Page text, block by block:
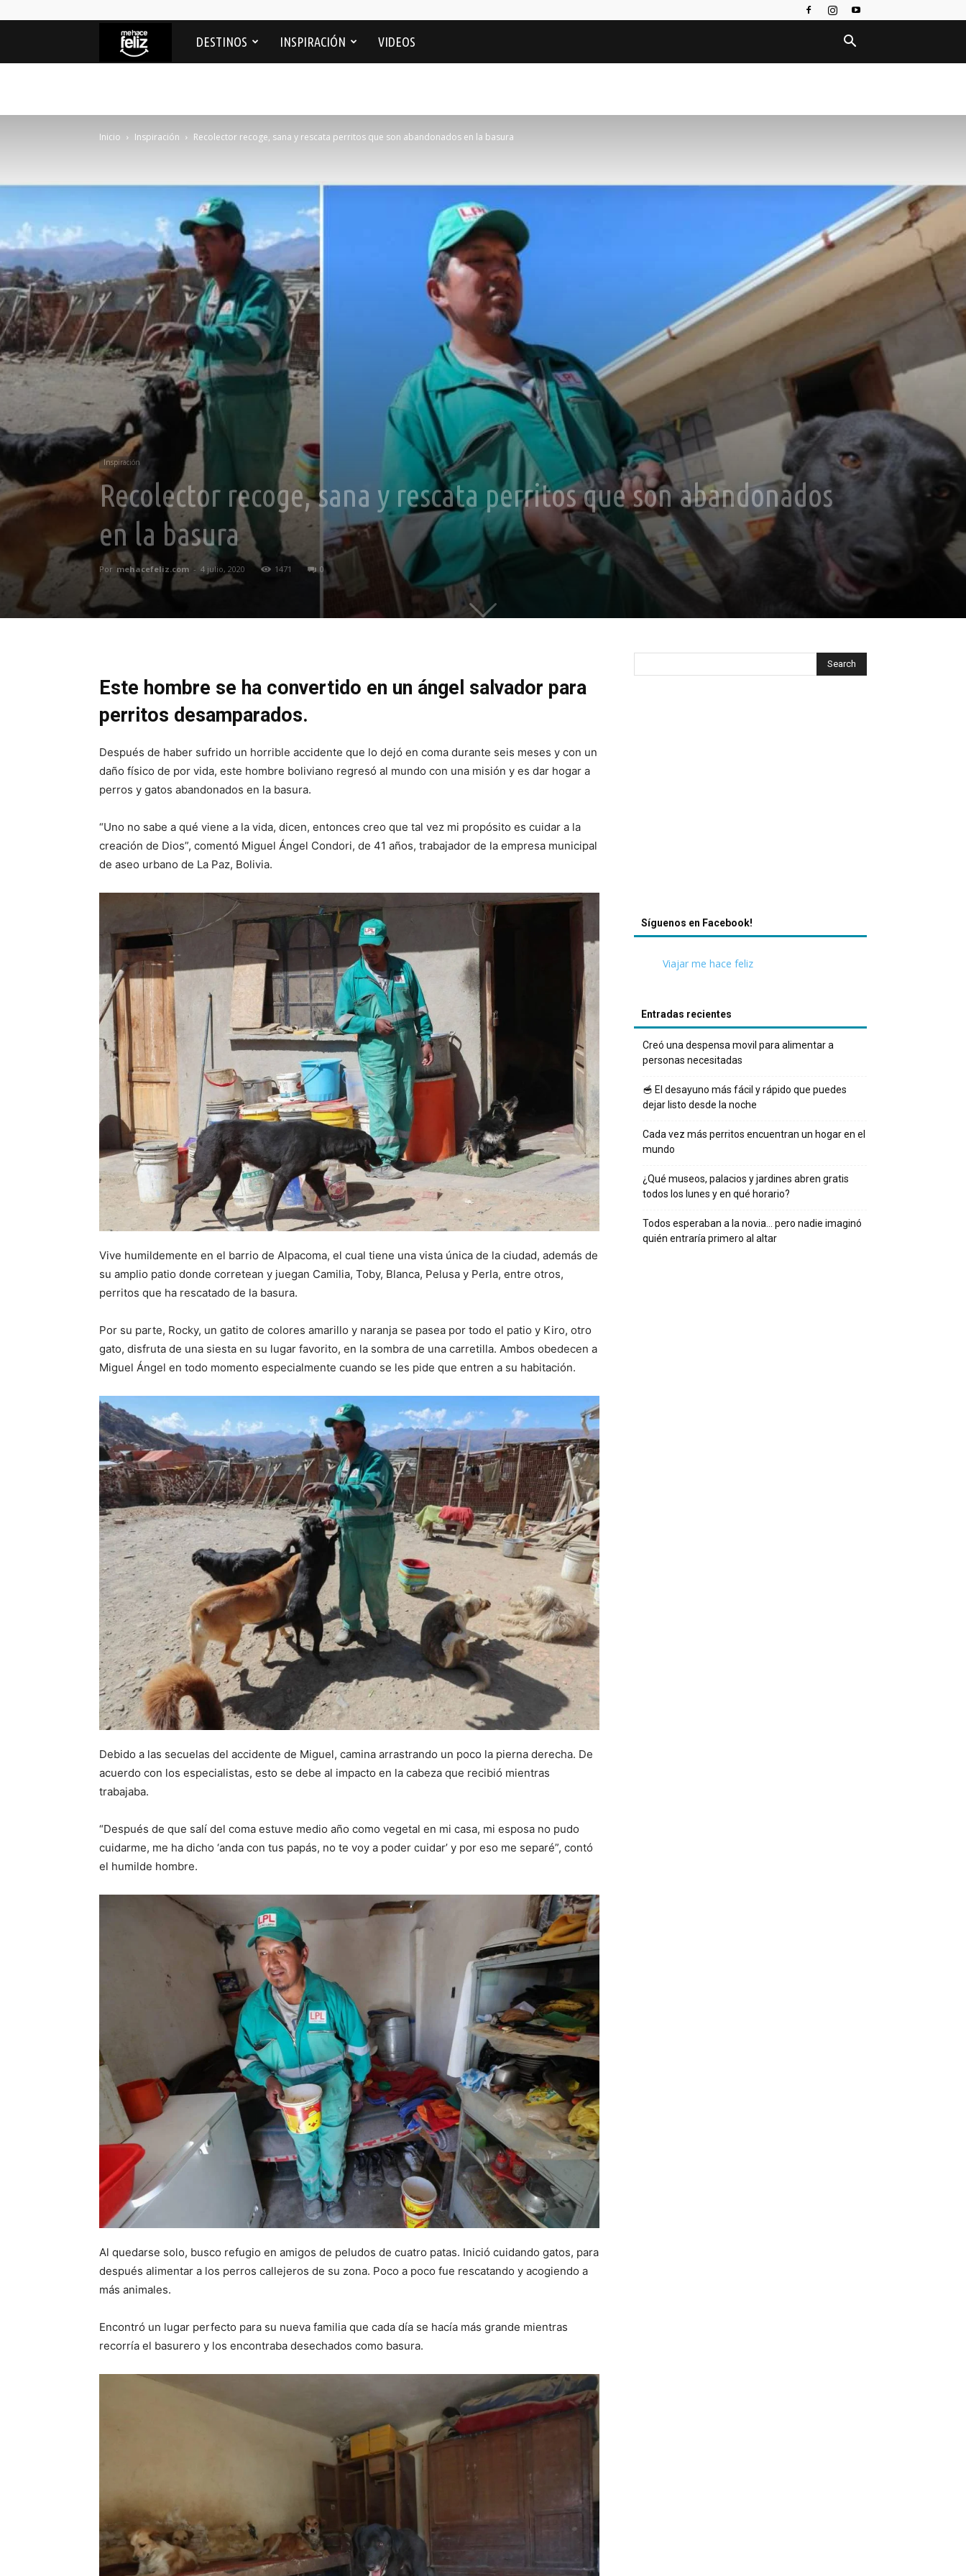
MeDESTINOS INSPIRACIÓN VIDEOS
Inicio Inspiración Recolector recoge, sana y rescata perritos que son abandonados en la basura
Inspiración
Recolector recoge, sana y rescata perritos que son abandonados
en la basura
Por mehacefeliz.com - 4 julio, 2020 1471 0
Este hombre se ha convertido en un ángel salvador para
perritos desamparados.
Después de haber sufrido un horrible accidente que lo dejó en coma durante seis meses y con un
daño físico de por vida, este hombre boliviano regresó al mundo con una misión y es dar hogar a
perros y gatos abandonados en la basura.
“Uno no sabe a qué viene a la vida, dicen, entonces creo que tal vez mi propósito es cuidar a la
creación de Dios”, comentó Miguel Ángel Condori, de 41 años, trabajador de la empresa municipal
de aseo urbano de La Paz, Bolivia.
Vive humildemente en el barrio de Alpacoma, el cual tiene una vista única de la ciudad, además de
su amplio patio donde corretean y juegan Camilia, Toby, Blanca, Pelusa y Perla, entre otros,
perritos que ha rescatado de la basura.
Por su parte, Rocky, un gatito de colores amarillo y naranja se pasea por todo el patio y Kiro, otro
gato, disfruta de una siesta en su lugar favorito, en la sombra de una carretilla. Ambos obedecen a
Miguel Ángel en todo momento especialmente cuando se les pide que entren a su habitación.
Debido a las secuelas del accidente de Miguel, camina arrastrando un poco la pierna derecha. De
acuerdo con los especialistas, esto se debe al impacto en la cabeza que recibió mientras
trabajaba.
“Después de que salí del coma estuve medio año como vegetal en mi casa, mi esposa no pudo
cuidarme, me ha dicho ‘anda con tus papás, no te voy a poder cuidar’ y por eso me separé”, contó
el humilde hombre.
Al quedarse solo, busco refugio en amigos de peludos de cuatro patas. Inició cuidando gatos, para
después alimentar a los perros callejeros de su zona. Poco a poco fue rescatando y acogiendo a
más animales.
Encontró un lugar perfecto para su nueva familia que cada día se hacía más grande mientras
recorría el basurero y los encontraba desechados como basura.
Síguenos en Facebook!
Viajar me hace feliz
Entradas recientes
Creó una despensa movil para alimentar a
personas necesitadas
🥣 El desayuno más fácil y rápido que puedes
dejar listo desde la noche
Cada vez más perritos encuentran un hogar en el
mundo
¿Qué museos, palacios y jardines abren gratis
todos los lunes y en qué horario?
Todos esperaban a la novia… pero nadie imaginó
quién entraría primero al altar